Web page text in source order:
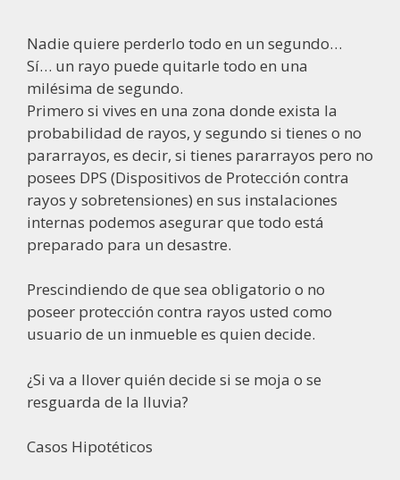
Nadie quiere perderlo todo en un segundo…
Sí… un rayo puede quitarle todo en una
milésima de segundo.
Primero si vives en una zona donde exista la
probabilidad de rayos, y segundo si tienes o no
pararrayos, es decir, si tienes pararrayos pero no
posees DPS (Dispositivos de Protección contra
rayos y sobretensiones) en sus instalaciones
internas podemos asegurar que todo está
preparado para un desastre.
Prescindiendo de que sea obligatorio o no
poseer protección contra rayos usted como
usuario de un inmueble es quien decide.
¿Si va a llover quién decide si se moja o se
resguarda de la lluvia?
Casos Hipotéticos